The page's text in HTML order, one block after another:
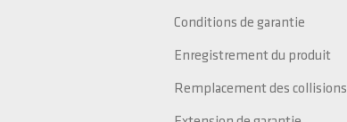
Conditions de garantie
Enregistrement du produit
Remplacement des collisions